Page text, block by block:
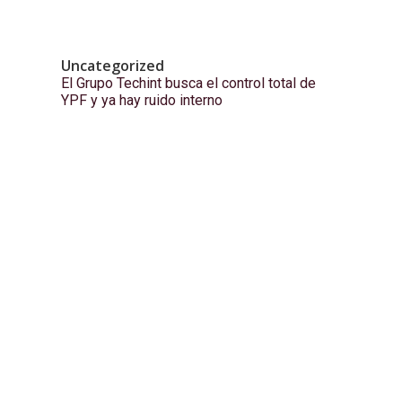
Uncategorized
El Grupo Techint busca el control total de
YPF y ya hay ruido interno